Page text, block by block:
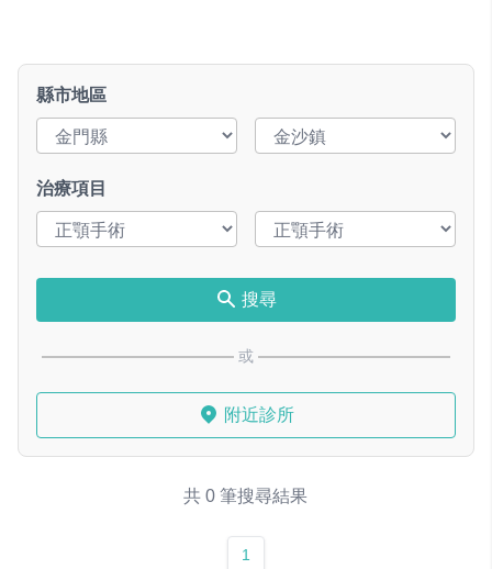
縣市地區
治療項目
搜尋
或
附近診所
共 0 筆搜尋結果
1